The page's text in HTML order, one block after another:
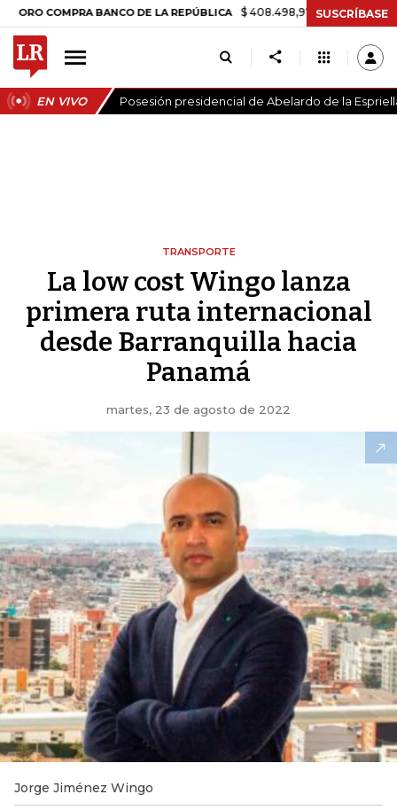
BANCO DE LA REPÚBLICA $ 408.498,97 +$ 8.753,81 +2,19%
SUSCRÍBASE
EN VIVO Posesión presidencial de Abelardo de la
TRANSPORTE
La low cost Wingo lanza
primera ruta internacional
desde Barranquilla hacia
Panamá
martes, 23 de agosto de 2022
Jorge Jiménez Wingo